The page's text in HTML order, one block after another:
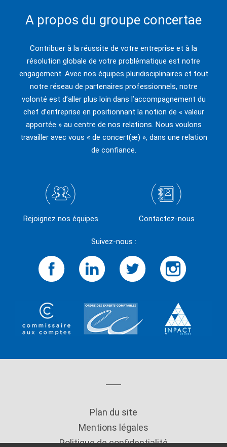
A propos du groupe concertae
Contribuer à la réussite de votre entreprise et à la
résolution globale de votre problématique est notre
engagement. Avec nos équipes pluridisciplinaires et tout
notre réseau de partenaires professionnels, notre
volonté est d’aller plus loin dans l’accompagnement du
chef d’entreprise en positionnant la notion de « valeur
apportée » au centre de nos relations. Nous voulons
travailler avec vous « de concert(æ) », dans une relation
de confiance.
Suivez-nous :
Rejoignez nos équipes Contactez-nous
Plan du site
Mentions légales
Politique de confidentialité